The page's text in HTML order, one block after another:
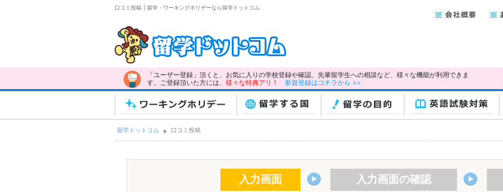
口コミ投稿 | 留学・ワーキングホリデーなら留学ドットコム
「ユーザー登録」頂くと、お気に入りの学校登録や確認、先輩留学生への相談など、様々な機能が利用できま
す。ご登録頂いた方には、 様々な特典アリ！
新規登録はコチラから >>
ワーキングホリデー
留学ドットコム 口コミ投稿
入力画面 入力画面の確認